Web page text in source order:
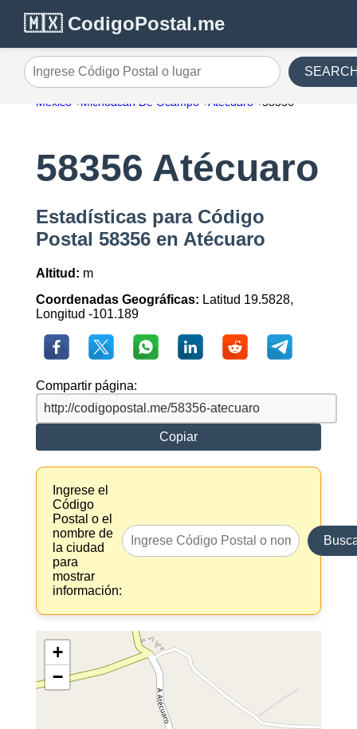
🇲🇽 CodigoPostal.me
Ingrese Código Postal o lugar
México Michoacán De Ocampo Atécuaro 58356
58356 Atécuaro
Estadísticas para Código
Postal 58356 en Atécuaro
Altitud: m
Coordenadas Geográficas: Latitud 19.5828,
Longitud -101.189
Compartir página:
Copiar
Ingrese el
Código
Postal o el
nombre de
la ciudad
para
mostrar
información:
+
−